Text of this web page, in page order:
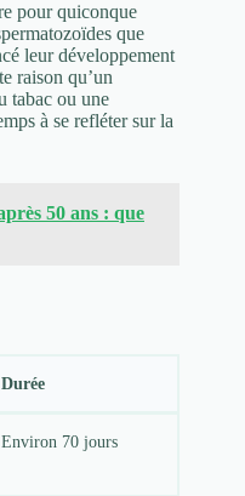
pour quiconque
que
leur développement
raison qu’un
tabac ou une
à se refléter sur la
50 ans : que
Durée
Environ 70 jours